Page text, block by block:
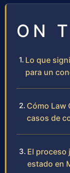
ON
Lo que
para un
Cómo Law
casos de
El proceso
estado en